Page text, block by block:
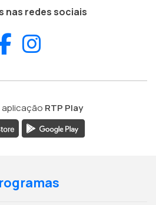
nas redes sociais
Facebook
aplicação RTP Play